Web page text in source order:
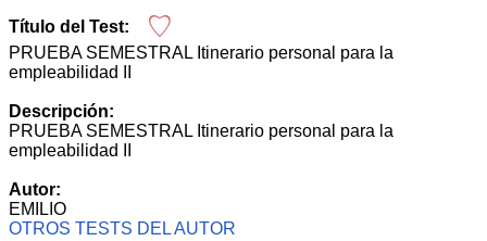
Título del Test:
PRUEBA SEMESTRAL Itinerario personal para la
empleabilidad II
Descripción:
PRUEBA SEMESTRAL Itinerario personal para la
empleabilidad II
Autor:
EMILIO
OTROS TESTS DEL AUTOR